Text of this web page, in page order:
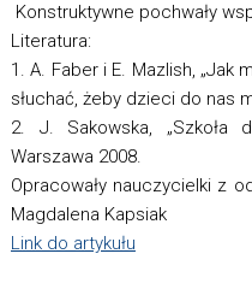
Konstruktywne pochwały
Literatura:
1. A. Faber i E. Mazlish, „Jak
słuchać, żeby dzieci do nas
2. J. Sakowska, „Szkoła
Warszawa 2008.
Opracowały nauczycielki z
Magdalena Kapsiak
Link do artykułu